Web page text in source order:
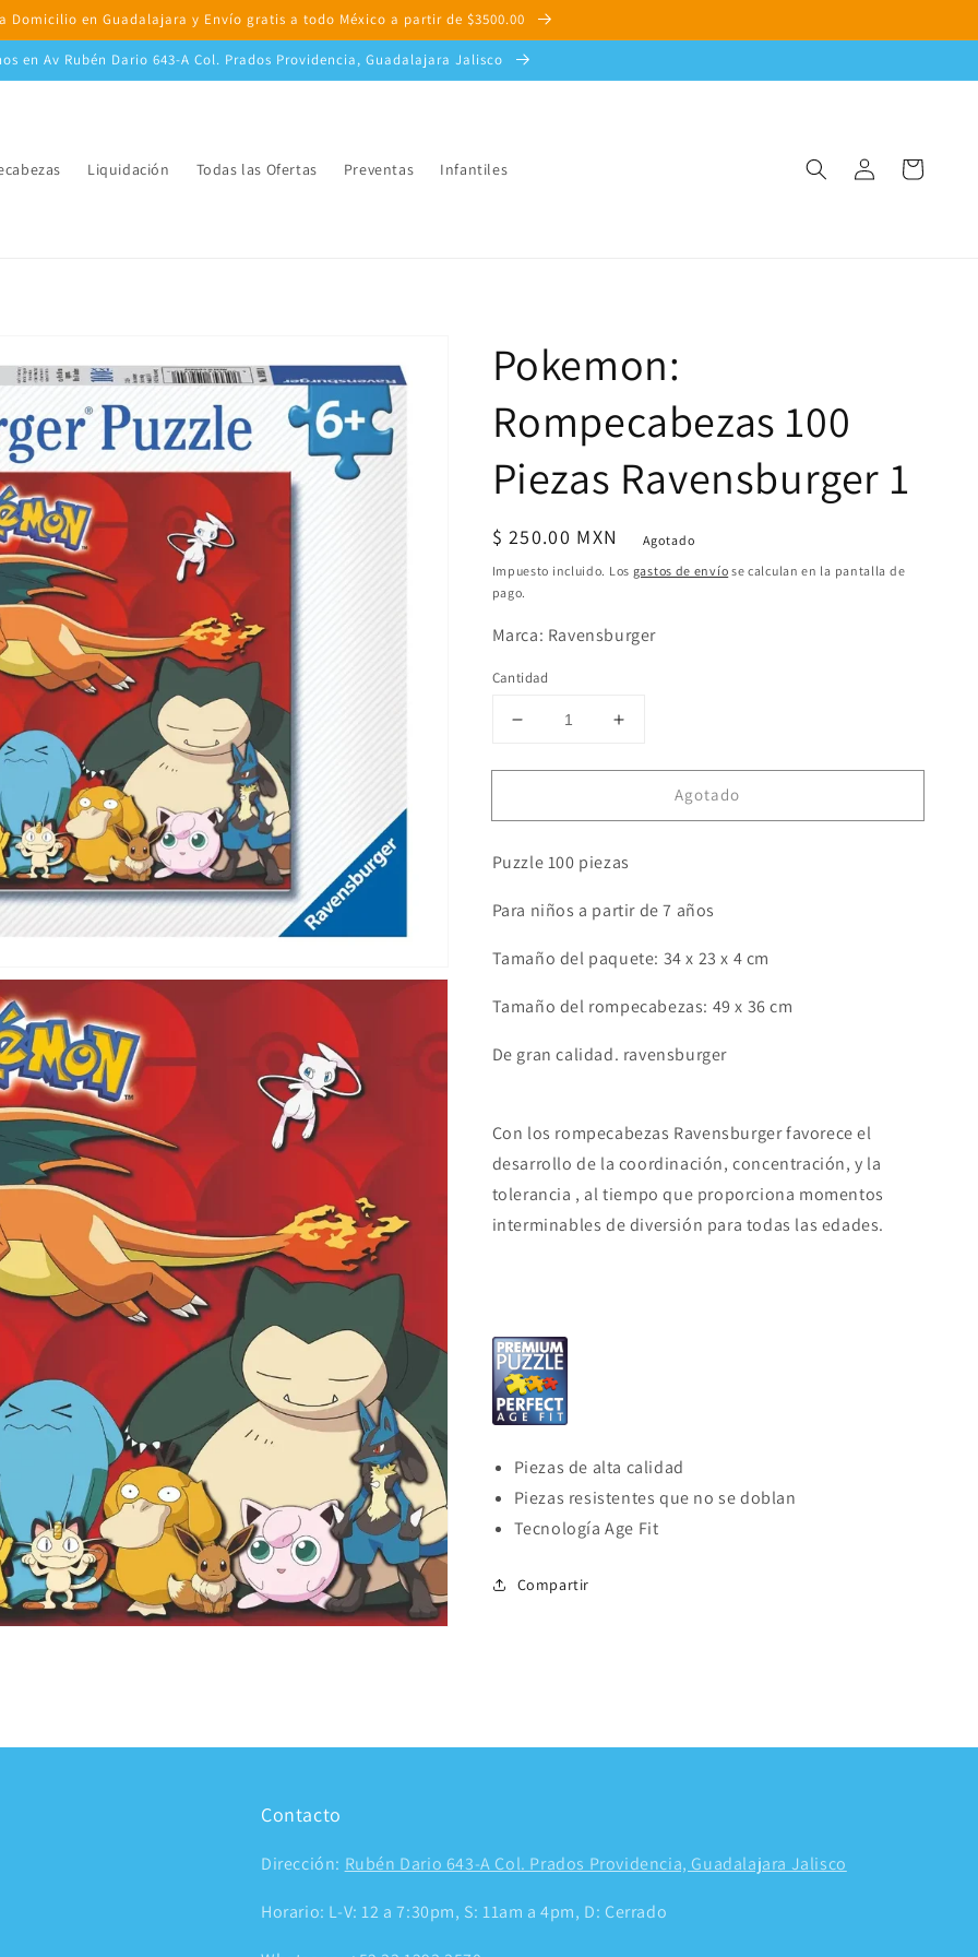
Domicilio en Guadalajara y Envío gratis a todo México a partir de $3500.00
en Av Rubén Dario 643-A Col. Prados Providencia, Guadalajara Jalisco
Liquidación Todas las Ofertas Preventas Infantiles
Iniciar
sesión
Carrito
Pokemon:
Rompecabezas 100
Piezas Ravensburger 1
Precio
habitual
$ 250.00 MXN
Agotado
Impuesto incluido. Los gastos de envío se calculan en la pantalla de
pago.
Marca: Ravensburger
Cantidad
Reducir
para
Rompecabezas
Piezas
1
Aumentar
para
Pokemon:
Rompecabezas
Piezas
1
Agotado
Puzzle 100 piezas
Para niños a partir de 7 años
Tamaño del paquete: 34 x 23 x 4 cm
Tamaño del rompecabezas: 49 x 36 cm
De gran calidad. ravensburger
Con los rompecabezas Ravensburger favorece el
desarrollo de la coordinación, concentración, y la
tolerancia , al tiempo que proporciona momentos
interminables de diversión para todas las edades.
Piezas de alta calidad
Piezas resistentes que no se doblan
Tecnología Age Fit
Compartir
Contacto
Dirección: Rubén Dario 643-A Col. Prados Providencia, Guadalajara Jalisco
Horario: L-V: 12 a 7:30pm, S: 11am a 4pm, D: Cerrado